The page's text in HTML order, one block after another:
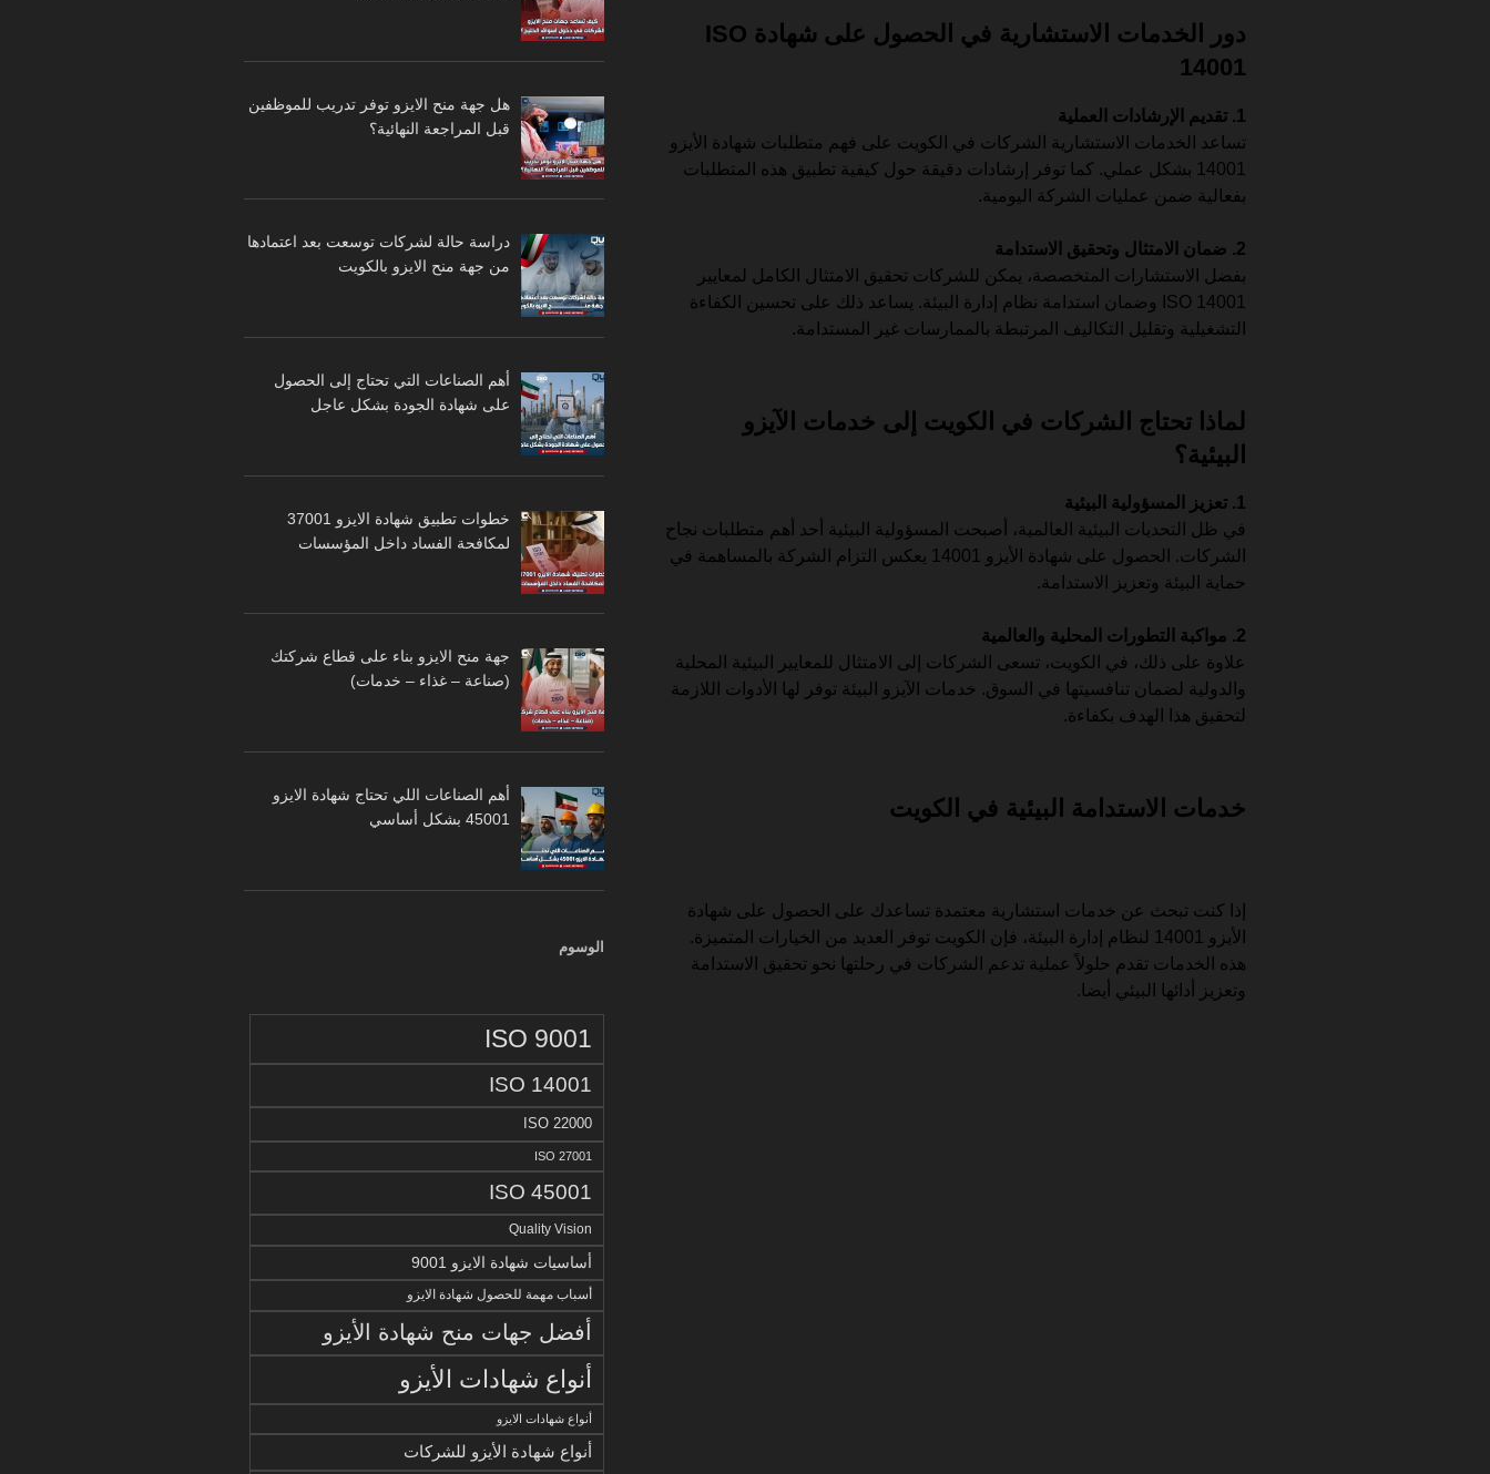
دور الخدمات الاستشارية في الحصول على شهادة ISO
14001
1. تقديم الإرشادات العملية
تساعد الخدمات الاستشارية الشركات في الكويت على فهم متطلبات شهادة الأيزو
14001 بشكل عملي. كما توفر إرشادات دقيقة حول كيفية تطبيق هذه المتطلبات
بفعالية ضمن عمليات الشركة اليومية.
2. ضمان الامتثال وتحقيق الاستدامة
بفضل الاستشارات المتخصصة، يمكن للشركات تحقيق الامتثال الكامل لمعايير
ISO 14001 وضمان استدامة نظام إدارة البيئة. يساعد ذلك على تحسين الكفاءة
التشغيلية وتقليل التكاليف المرتبطة بالممارسات غير المستدامة.
لماذا تحتاج الشركات في الكويت إلى خدمات الآيزو
البيئية؟
1. تعزيز المسؤولية البيئية
في ظل التحديات البيئية العالمية، أصبحت المسؤولية البيئية أحد أهم متطلبات نجاح
الشركات. الحصول على شهادة الأيزو 14001 يعكس التزام الشركة بالمساهمة في
حماية البيئة وتعزيز الاستدامة.
2. مواكبة التطورات المحلية والعالمية
علاوة على ذلك، في الكويت، تسعى الشركات إلى الامتثال للمعايير البيئية المحلية
والدولية لضمان تنافسيتها في السوق. خدمات الآيزو البيئة توفر لها الأدوات اللازمة
لتحقيق هذا الهدف بكفاءة.
خدمات الاستدامة البيئية في الكويت
إذا كنت تبحث عن خدمات استشارية معتمدة تساعدك على الحصول على شهادة
الأيزو 14001 لنظام إدارة البيئة، فإن الكويت توفر العديد من الخيارات المتميزة.
هذه الخدمات تقدم حلولاً عملية تدعم الشركات في رحلتها نحو تحقيق الاستدامة
وتعزيز أدائها البيئي أيضا.
هل جهة منح الايزو توفر تدريب للموظفين
قبل المراجعة النهائية؟
دراسة حالة لشركات توسعت بعد اعتمادها
من جهة منح الايزو بالكويت
أهم الصناعات التي تحتاج إلى الحصول
على شهادة الجودة بشكل عاجل
خطوات تطبيق شهادة الايزو 37001
لمكافحة الفساد داخل المؤسسات
جهة منح الايزو بناء على قطاع شركتك
(صناعة – غذاء – خدمات)
أهم الصناعات اللي تحتاج شهادة الايزو
45001 بشكل أساسي
الوسوم
ISO 9001
ISO 14001
ISO 22000
ISO 27001
ISO 45001
Quality Vision
أساسيات شهادة الايزو 9001
أسباب مهمة للحصول شهادة الايزو
أفضل جهات منح شهادة الأيزو
أنواع شهادات الأيزو
أنواع شهادات الايزو
أنواع شهادة الأيزو للشركات